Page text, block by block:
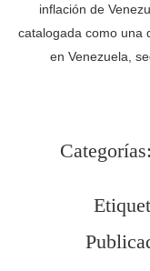
inflación de
catalogada como una
en Venezuela,
Categorías: